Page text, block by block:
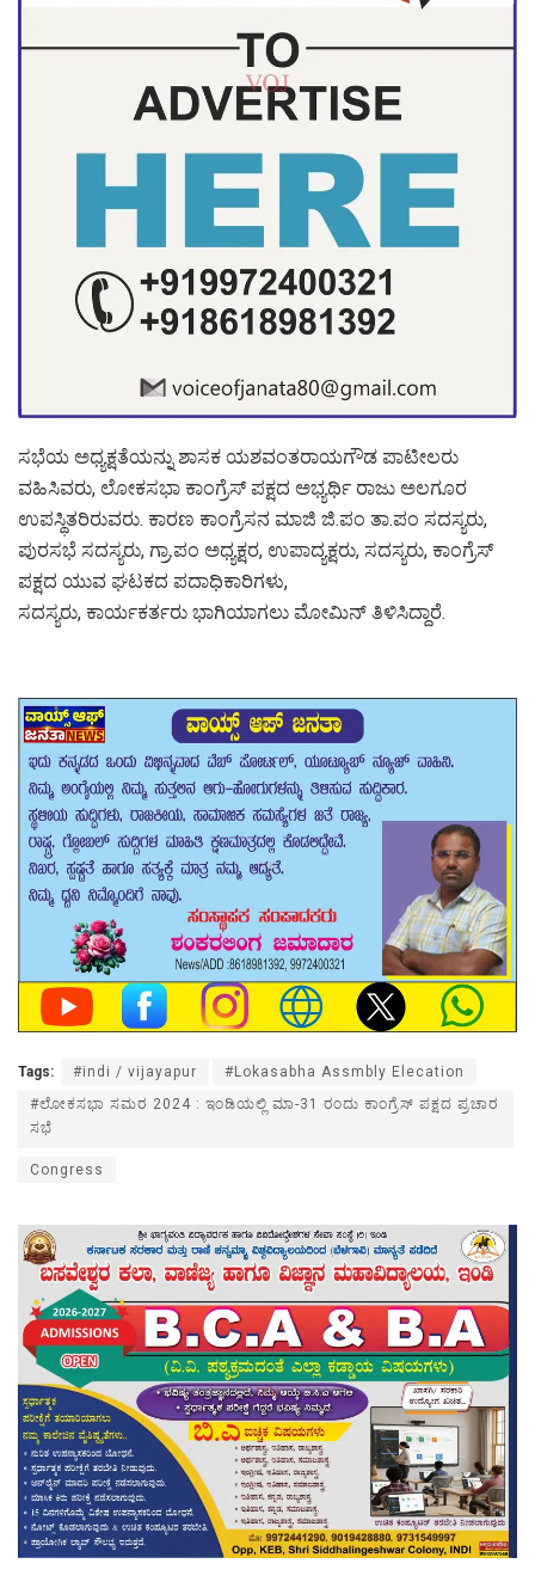
ಸಭೆಯ ಅಧ್ಯಕ್ಷತೆಯನ್ನು ಶಾಸಕ ಯಶವಂತರಾಯಗೌಡ ಪಾಟೀಲರು
ವಹಿಸಿವರು, ಲೋಕಸಭಾ ಕಾಂಗ್ರೆಸ್ ಪಕ್ಷದ ಅಭ್ಯರ್ಥಿ ರಾಜು ಅಲಗೂರ
ಉಪಸ್ಥಿತರಿರುವರು. ಕಾರಣ ಕಾಂಗ್ರೆಸನ ಮಾಜಿ ಜಿ.ಪಂ ತಾ.ಪಂ ಸದಸ್ಯರು,
ಪುರಸಭೆ ಸದಸ್ಯರು, ಗ್ರಾ.ಪಂ ಅಧ್ಯಕ್ಷರ, ಉಪಾದ್ಯಕ್ಷರು, ಸದಸ್ಯರು, ಕಾಂಗ್ರೆಸ್
ಪಕ್ಷದ ಯುವ ಘಟಕದ ಪದಾಧಿಕಾರಿಗಳು,
ಸದಸ್ಯರು, ಕಾರ್ಯಕರ್ತರು ಭಾಗಿಯಾಗಲು ಮೋಮಿನ್ ತಿಳಿಸಿದ್ದಾರೆ.
Tags: #indi / vijayapur
#Lokasabha Assmbly Elecation
#ಲೋಕ‌ಸಭಾ ಸಮರ 2024 : ಇಂಡಿಯಲ್ಲಿ ಮಾ-31 ರಂದು ಕಾಂಗ್ರೆಸ್ ಪಕ್ಷದ ಪ್ರಚಾರ
ಸಭೆ
Congress